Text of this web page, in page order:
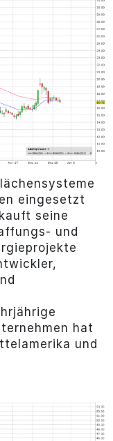
eingesetzt
seine
und
hat
und